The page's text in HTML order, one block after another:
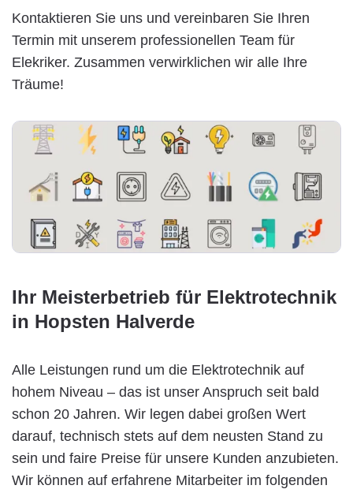
Kontaktieren Sie uns und vereinbaren Sie Ihren
Termin mit unserem professionellen Team für
Elekriker. Zusammen verwirklichen wir alle Ihre
Träume!
Ihr Meisterbetrieb für Elektrotechnik
in Hopsten Halverde
Alle Leistungen rund um die Elektrotechnik auf
hohem Niveau – das ist unser Anspruch seit bald
schon 20 Jahren. Wir legen dabei großen Wert
darauf, technisch stets auf dem neusten Stand zu
sein und faire Preise für unsere Kunden anzubieten.
Wir können auf erfahrene Mitarbeiter im folgenden